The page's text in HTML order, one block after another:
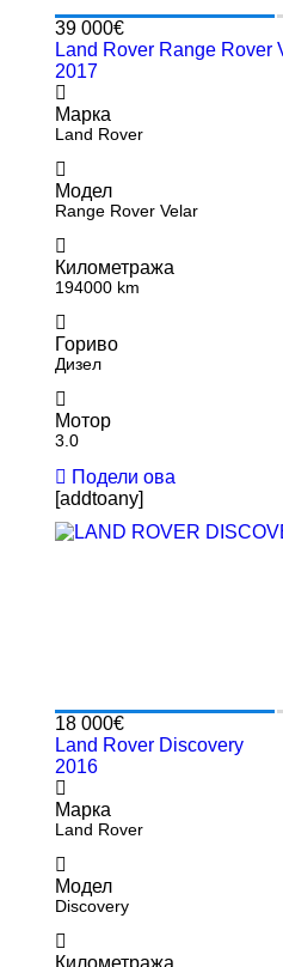
39 000€
Land Rover Range Rover
2017
Марка
Land Rover
Модел
Range Rover Velar
Километража
194000 km
Гориво
Дизел
Мотор
3.0
Подели ова
[addtoany]
18 000€
Land Rover Discovery
2016
Марка
Land Rover
Модел
Discovery
Километража